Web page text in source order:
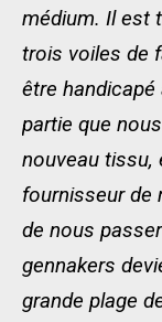
médium. Il est
trois voiles de
être handicapé
partie que
nouveau tissu,
fournisseur de
de nous
gennakers
grande plage